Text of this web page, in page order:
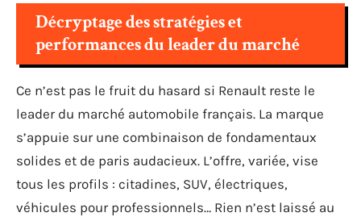
Décryptage des stratégies et
performances du leader du marché
Ce n’est pas le fruit du hasard si Renault reste le
leader du marché automobile français. La marque
s’appuie sur une combinaison de fondamentaux
solides et de paris audacieux. L’offre, variée, vise
tous les profils : citadines, SUV, électriques,
véhicules pour professionnels… Rien n’est laissé au